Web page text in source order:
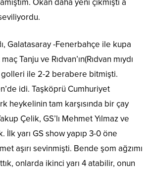
Galatasaray -Fenerbahçe ile kupa
Tanju ve Rıdvan’ın(Rıdvan mıydı
ile 2-2 berabere bitmişti.
idi. Taşköprü Cumhuriyet
heykelinin tam karşısında bir çay
Çelik, GS’lı Mehmet Yılmaz ve
yarı GS show yapıp 3-0 öne
aşırı sevinmişti. Bende şom ağzımı
onlarda ikinci yarı 4 atabilir, onun